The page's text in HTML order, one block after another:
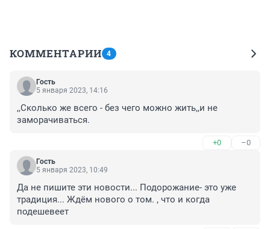
КОММЕНТАРИИ 4
Гость
5 января 2023, 14:16
,,Сколько же всего - без чего можно жить,,и не
заморачиваться.
+0 –0
Гость
5 января 2023, 10:49
Да не пишите эти новости... Подорожание- это уже
традиция... Ждём нового о том. , что и когда
подешевеет